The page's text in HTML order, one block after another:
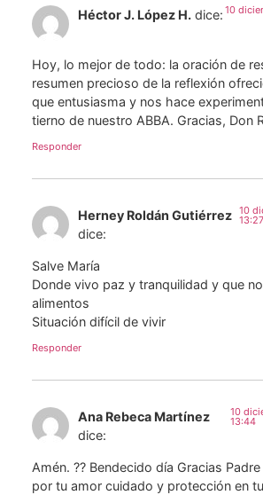
Héctor J. López H. dice: 10
Hoy, lo mejor de todo: la oración de
resumen precioso de la reflexión
que entusiasma y nos hace
tierno de nuestro ABBA. Gracias, Don
Responder
Herney Roldán Gutiérrez
dice:
10
13:27
Salve María
Donde vivo paz y tranquilidad y que
alimentos
Situación difícil de vivir
Responder
Ana Rebeca Martínez
dice:
10
13:44
Amén. ?? Bendecido día Gracias
por tu amor cuidado y protección en